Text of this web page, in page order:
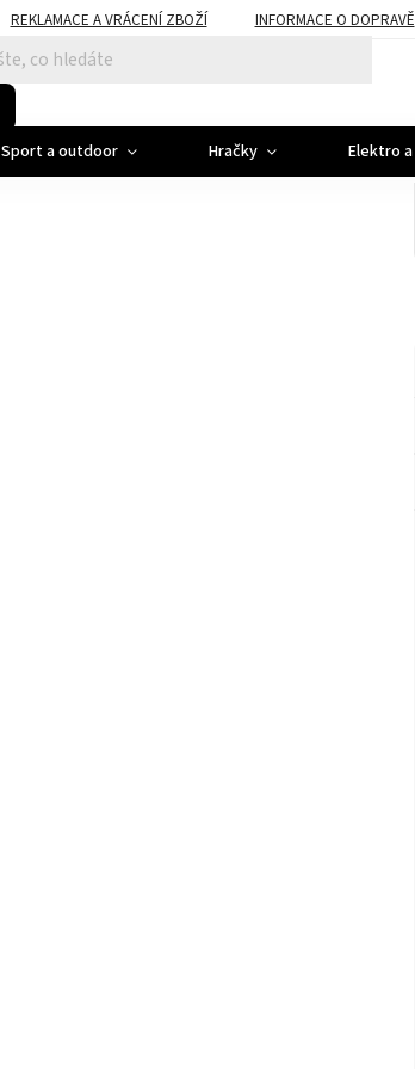
REKLAMACE A VRÁCENÍ ZBOŽÍ INFORMACE O DOPRAVĚ
Sport a outdoor Hračky Elektro